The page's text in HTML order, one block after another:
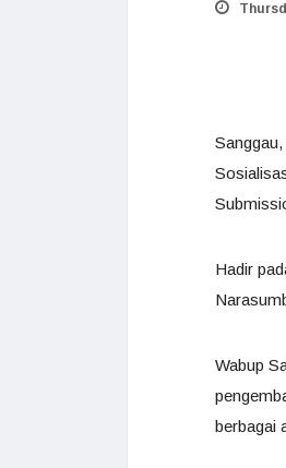
Hadir
Wabup
berbagai